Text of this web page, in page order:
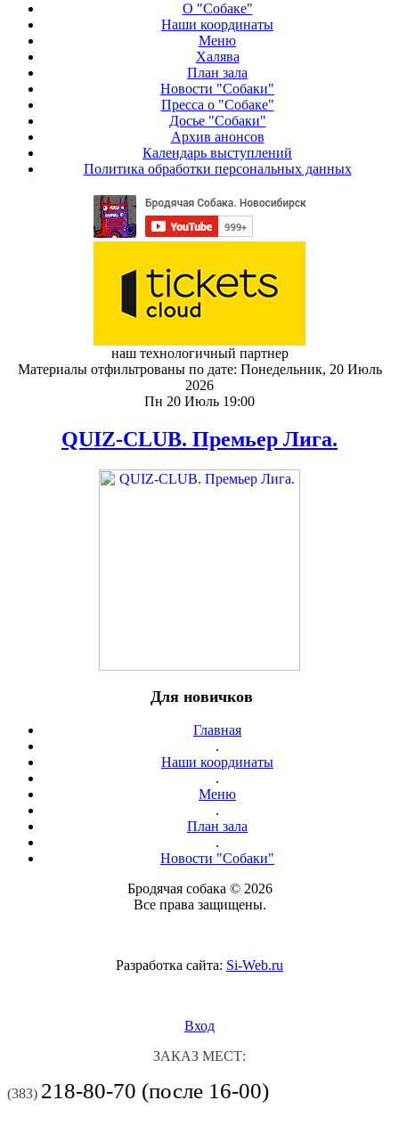
О "Собаке"
Наши координаты
Меню
Халява
План зала
Новости "Собаки"
Пресса о "Собаке"
Досье "Собаки"
Архив анонсов
Календарь выступлений
Политика обработки персональных данных
наш технологичный партнер
Материалы отфильтрованы по дате: Понедельник, 20 Июль
2026
Пн 20 Июль 19:00
QUIZ-CLUB. Премьер Лига.
Для новичков
Главная
.
Наши координаты
.
Меню
.
План зала
.
Новости "Собаки"
Бродячая собака © 2026
Все права защищены.
Разработка сайта: Si-Web.ru
Вход
ЗАКАЗ МЕСТ:
(383) 218-80-70 (после 16-00)